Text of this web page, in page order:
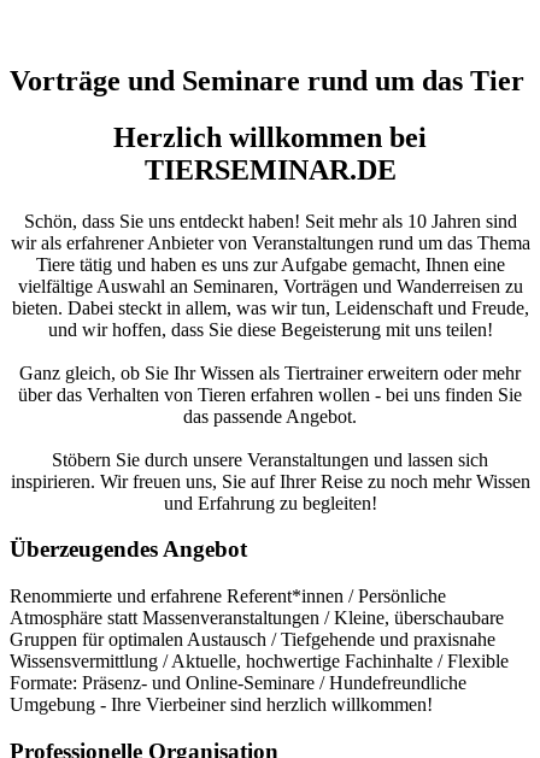
Vorträge und Seminare rund um das Tier
Herzlich willkommen bei
TIERSEMINAR.DE
Schön, dass Sie uns entdeckt haben! Seit mehr als 10 Jahren sind
wir als erfahrener Anbieter von Veranstaltungen rund um das Thema
Tiere tätig und haben es uns zur Aufgabe gemacht, Ihnen eine
vielfältige Auswahl an Seminaren, Vorträgen und Wanderreisen zu
bieten. Dabei steckt in allem, was wir tun, Leidenschaft und Freude,
und wir hoffen, dass Sie diese Begeisterung mit uns teilen!
Ganz gleich, ob Sie Ihr Wissen als Tiertrainer erweitern oder mehr
über das Verhalten von Tieren erfahren wollen - bei uns finden Sie
das passende Angebot.
Stöbern Sie durch unsere Veranstaltungen und lassen sich
inspirieren. Wir freuen uns, Sie auf Ihrer Reise zu noch mehr Wissen
und Erfahrung zu begleiten!
Überzeugendes Angebot
Renommierte und erfahrene Referent*innen / Persönliche
Atmosphäre statt Massenveranstaltungen / Kleine, überschaubare
Gruppen für optimalen Austausch / Tiefgehende und praxisnahe
Wissensvermittlung / Aktuelle, hochwertige Fachinhalte / Flexible
Formate: Präsenz- und Online-Seminare / Hundefreundliche
Umgebung - Ihre Vierbeiner sind herzlich willkommen!
Professionelle Organisation